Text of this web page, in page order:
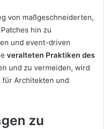
von maßgeschneiderten,
hin zu
und event-driven
veralteten Praktiken des
und zu vermeiden, wird
Architekten und
zu